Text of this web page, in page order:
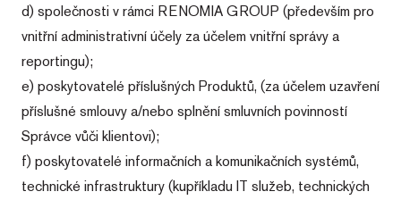
d) společnosti v rámci RENOMIA GROUP (především pro
vnitřní administrativní účely za účelem vnitřní správy a
reportingu);
e) poskytovatelé příslušných Produktů, (za účelem uzavření
příslušné smlouvy a/nebo splnění smluvních povinností
Správce vůči klientovi);
f) poskytovatelé informačních a komunikačních systémů,
technické infrastruktury (kupříkladu IT služeb, technických